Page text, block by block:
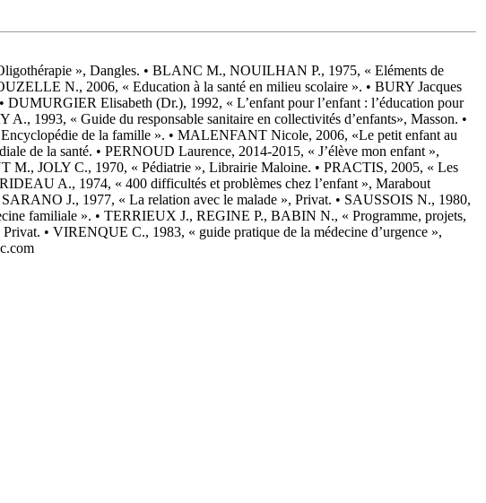
», Dangles. • BLANC M., NOUILHAN P., 1975, « Eléments de
N., 2006, « Education à la santé en milieu scolaire ». • BURY Jacques
Elisabeth (Dr.), 1992, « L’enfant pour l’enfant : l’éducation pour
1993, « Guide du responsable sanitaire en collectivités d’enfants», Masson. •
de la famille ». • MALENFANT Nicole, 2006, «Le petit enfant au
de la santé. • PERNOUD Laurence, 2014-2015, « J’élève mon enfant »,
JOLY C., 1970, « Pédiatrie », Librairie Maloine. • PRACTIS, 2005, « Les
A., 1974, « 400 difficultés et problèmes chez l’enfant », Marabout
J., 1977, « La relation avec le malade », Privat. • SAUSSOIS N., 1980,
familiale ». • TERRIEUX J., REGINE P., BABIN N., « Programme, projets,
• VIRENQUE C., 1983, « guide pratique de la médecine d’urgence »,